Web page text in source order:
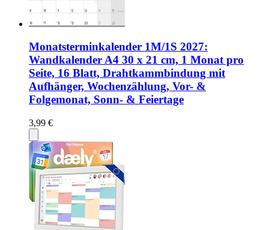
Monatsterminkalender 1M/1S 2027:
Wandkalender A4 30 x 21 cm, 1 Monat pro
Seite, 16 Blatt, Drahtkammbindung mit
Aufhänger, Wochenzählung, Vor- &
Folgemonat, Sonn- & Feiertage
3,99 €